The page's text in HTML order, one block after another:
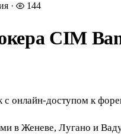
· 144
CIM
онлайн-доступом к
в Женеве, Лугано и